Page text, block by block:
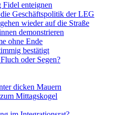
enteignen
Geschäftspolitik der LEG
wieder auf die Straße
demonstrieren
ohne Ende
bestätigt
oder Segen?
dicken Mauern
Mittagskogel